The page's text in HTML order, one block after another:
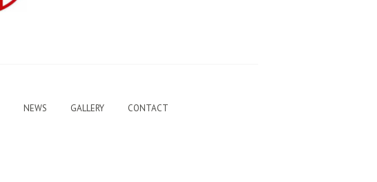
NEWS GALLERY CONTACT